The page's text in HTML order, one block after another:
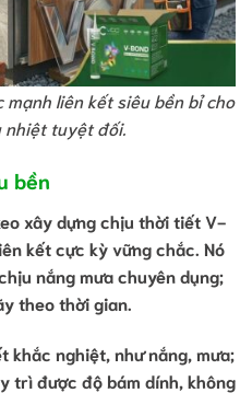
mạnh liên kết siêu bền bỉ cho
nhiệt tuyệt đối.
bền
xây dựng chịu thời tiếtV-
kết cực kỳ vững chắc. Nó
nắng mưachuyên dụng;
theo thời gian.
khắc nghiệt, như nắng, mưa;
trì được độ bám dính, không